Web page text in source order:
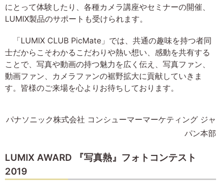
にとって体験したり、各種カメラ講座やセミナーの開催、
LUMIX製品のサポートも受けられます。
「LUMIX CLUB PicMate」では、共通の趣味を持つ者同
士だからこそわかるこだわりや熱い想い、感動を共有する
ことで、写真や動画の持つ魅力を広く伝え、写真ファン、
動画ファン、カメラファンの裾野拡大に貢献していきま
す。皆様のご来場を心よりお待ちしております。
パナソニック株式会社 コンシューマーマーケティング ジャ
パン本部
LUMIX AWARD 『写真熱』フォトコンテスト
2019